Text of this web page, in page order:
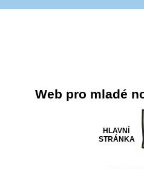
Web pro mladé
HLAVNÍ
STRÁNKA